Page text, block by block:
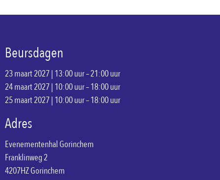
Beursdagen
23 maart 2027 | 13:00 uur – 21:00 uur
24 maart 2027 | 10:00 uur – 18:00 uur
25 maart 2027 | 10:00 uur – 18:00 uur
Adres
Evenementenhal Gorinchem
Franklinweg 2
4207HZ Gorinchem